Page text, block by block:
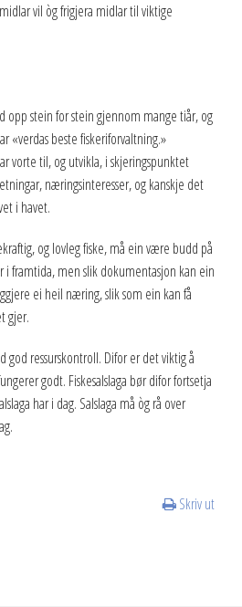
vil òg frigjera midlar til viktige
opp stein for stein gjennom mange tiår, og
«verdas beste fiskeriforvaltning.»
vorte til, og utvikla, i skjeringspunktet
næringsinteresser, og kanskje det
i havet.
og lovleg fiske, må ein være budd på
i framtida, men slik dokumentasjon kan ein
ei heil næring, slik som ein kan få
gjer.
god ressurskontroll. Difor er det viktig å
godt. Fiskesalslaga bør difor fortsetja
har i dag. Salslaga må òg rå over
Skriv ut